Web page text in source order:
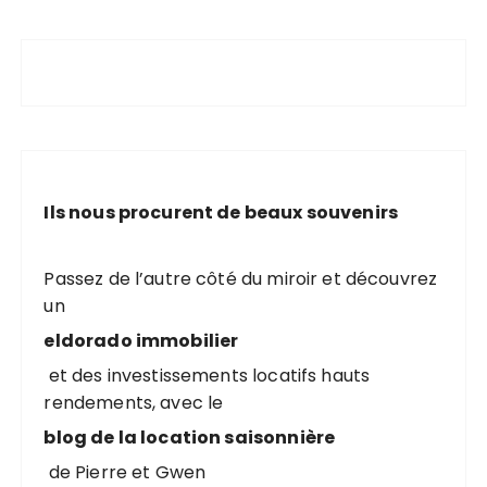
Ils nous procurent de beaux souvenirs
Passez de l’autre côté du miroir et découvrez
un
eldorado immobilier
et des investissements locatifs hauts
rendements, avec le
blog de la location saisonnière
de Pierre et Gwen